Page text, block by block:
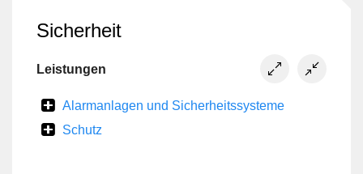
Sicherheit
Leistungen
Alarmanlagen und Sicherheitssysteme
Schutz